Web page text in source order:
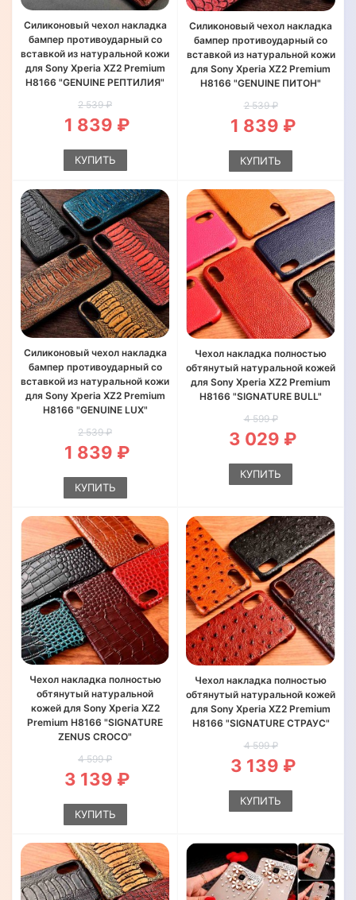
Силиконовый чехол накладка
бампер противоударный со
вставкой из натуральной кожи
для Sony Xperia XZ2 Premium
H8166 "GENUINE РЕПТИЛИЯ"
2 539 ₽
1 839 ₽
КУПИТЬ
Силиконовый чехол накладка
бампер противоударный со
вставкой из натуральной кожи
для Sony Xperia XZ2 Premium
H8166 "GENUINE ПИТОН"
2 539 ₽
1 839 ₽
КУПИТЬ
Силиконовый чехол накладка
бампер противоударный со
вставкой из натуральной кожи
для Sony Xperia XZ2 Premium
H8166 "GENUINE LUX"
2 539 ₽
1 839 ₽
КУПИТЬ
Чехол накладка полностью
обтянутый натуральной кожей
для Sony Xperia XZ2 Premium
H8166 "SIGNATURE BULL"
4 599 ₽
3 029 ₽
КУПИТЬ
Чехол накладка полностью
обтянутый натуральной
кожей для Sony Xperia XZ2
Premium H8166 "SIGNATURE
ZENUS CROCO"
4 599 ₽
3 139 ₽
КУПИТЬ
Чехол накладка полностью
обтянутый натуральной кожей
для Sony Xperia XZ2 Premium
H8166 "SIGNATURE СТРАУС"
4 599 ₽
3 139 ₽
КУПИТЬ